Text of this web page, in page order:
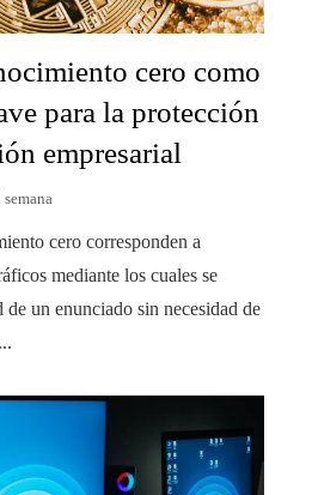
cero como
para la protección
empresarial
semana
cero corresponden a
mediante los cuales se
un enunciado sin necesidad de